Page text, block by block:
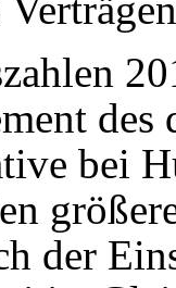
bei
der